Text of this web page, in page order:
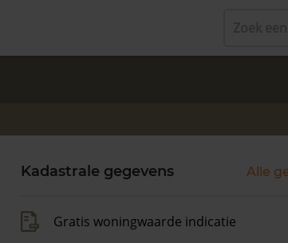
Kadastrale gegevens Alle
Gratis woningwaarde indicatie